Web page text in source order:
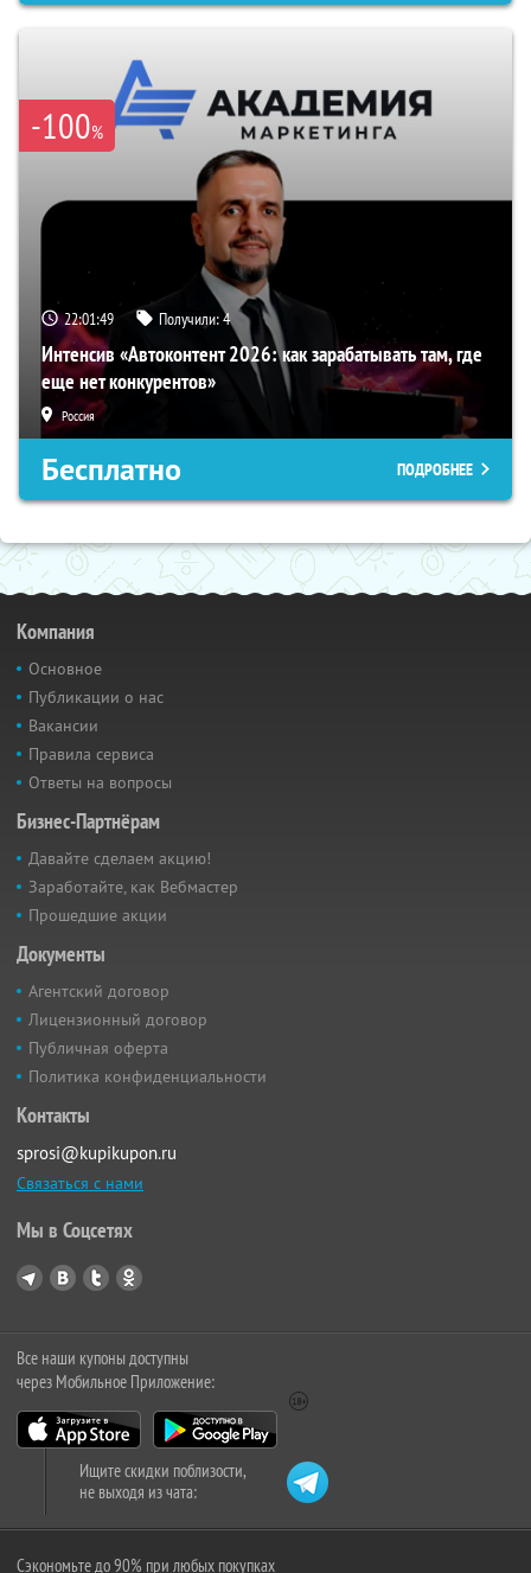
-100%
22:01:48 Получили:4
Интенсив «Автоконтент 2026: как зарабатывать там, где
еще нет конкурентов»
Россия
Бесплатно ПОДРОБНЕЕ
Компания
Основное
Публикации о нас
Вакансии
Правила сервиса
Ответы на вопросы
Бизнес-Партнёрам
Давайте сделаем акцию!
Заработайте, как Вебмастер
Прошедшие акции
Документы
Агентский договор
Лицензионный договор
Публичная оферта
Политика конфиденциальности
Контакты
sprosi@kupikupon.ru
Связаться с нами
Мы в Соцсетях
Все наши купоны доступны
через Мобильное Приложение:
Ищите скидки поблизости,
не выходя из чата:
Сэкономьте до 90% при любых покупках